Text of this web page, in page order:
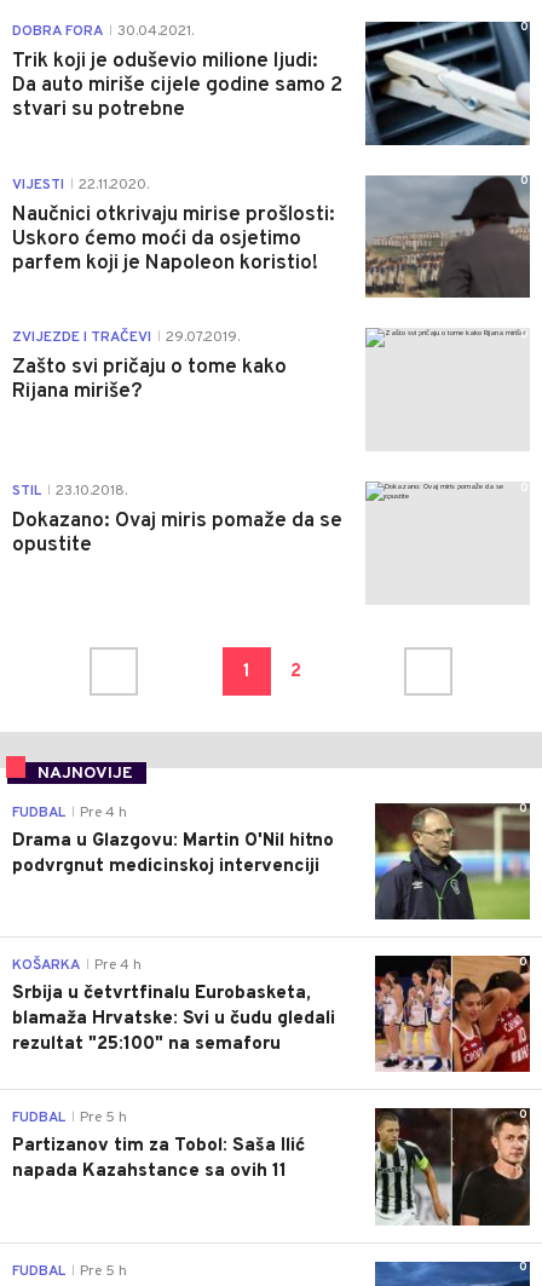
DOBRA FORA 30.04.2021.
Trik koji je oduševio milione ljudi:
Da auto miriše cijele godine samo 2
stvari su potrebne
0
VIJESTI 22.11.2020.
Naučnici otkrivaju mirise prošlosti:
Uskoro ćemo moći da osjetimo
parfem koji je Napoleon koristio!
0
ZVIJEZDE I TRAČEVI 29.07.2019.
Zašto svi pričaju o tome kako
Rijana miriše?
0
STIL 23.10.2018.
Dokazano: Ovaj miris pomaže da se
opustite
0
1 2
NAJNOVIJE
0
FUDBAL Pre 4 h
Drama u Glazgovu: Martin O'Nil hitno
podvrgnut medicinskoj intervenciji
0
KOŠARKA Pre 4 h
Srbija u četvrtfinalu Eurobasketa,
blamaža Hrvatske: Svi u čudu gledali
rezultat "25:100" na semaforu
0
FUDBAL Pre 5 h
Partizanov tim za Tobol: Saša Ilić
napada Kazahstance sa ovih 11
0
FUDBAL Pre 5 h